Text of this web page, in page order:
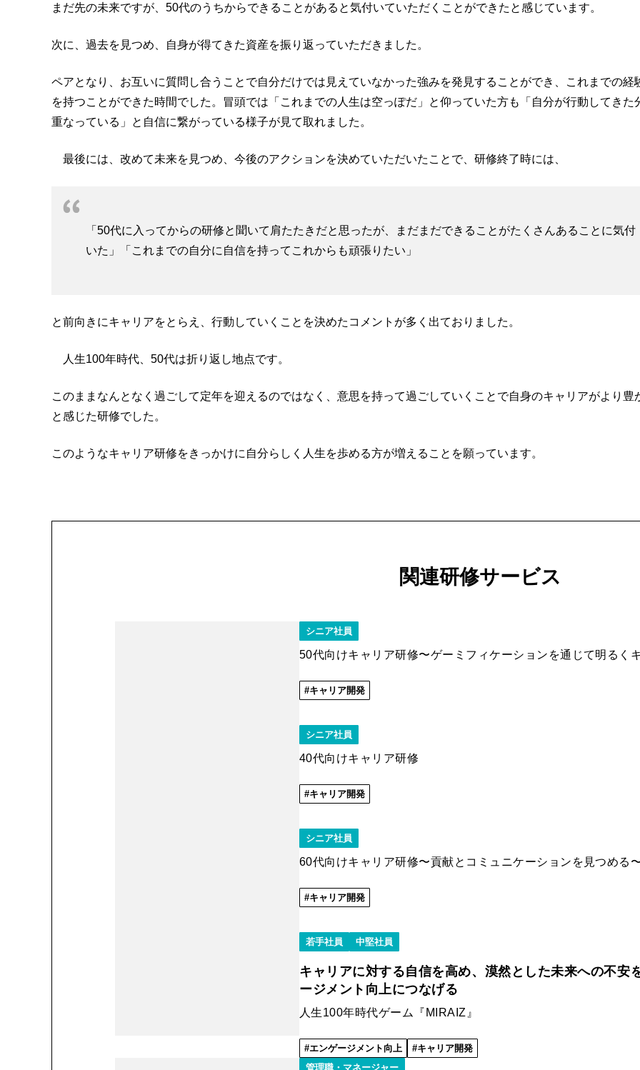
まだ先の未来ですが、50代のうちからできることがあると気付いていただくことができたと感じています。
次に、過去を見つめ、自身が得てきた資産を振り返っていただきました。
ペアとなり、お互いに質問し合うことで自分だけでは見えていなかった強みを発見することができ、これまでの経
を持つことができた時間でした。冒頭では「これまでの人生は空っぽだ」と仰っていた方も「自分が行動してきた
重なっている」と自信に繋がっている様子が見て取れました。
最後には、改めて未来を見つめ、今後のアクションを決めていただいたことで、研修終了時には、
「50代に入ってからの研修と聞いて肩たたきだと思ったが、まだまだできることがたくさんあることに気付
いた」「これまでの自分に自信を持ってこれからも頑張りたい」
と前向きにキャリアをとらえ、行動していくことを決めたコメントが多く出ておりました。
人生100年時代、50代は折り返し地点です。
このままなんとなく過ごして定年を迎えるのではなく、意思を持って過ごしていくことで自身のキャリアがより豊
と感じた研修でした。
このようなキャリア研修をきっかけに自分らしく人生を歩める方が増えることを願っています。
関連研修サービス
シニア社員
50代向けキャリア研修〜ゲーミフィケーションを通じて明るく
キャリア開発
シニア社員
40代向けキャリア研修
キャリア開発
シニア社員
60代向けキャリア研修〜貢献とコミュニケーションを見つめる
キャリア開発
若手社員 中堅社員
キャリアに対する自信を高め、漠然とした未来への不安
ージメント向上につなげる
人生100年時代ゲーム『MIRAIZ』
エンゲージメント向上
キャリア開発
管理職・マネージャー